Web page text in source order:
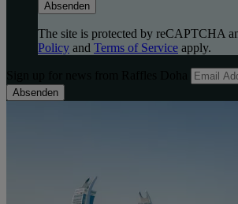
Absenden
The site is protected by reCAPTCHA
Policy and Terms of Service apply.
Absenden